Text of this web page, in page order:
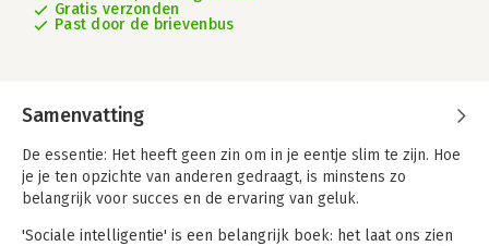
Gratis verzonden
Past door de brievenbus
Samenvatting
De essentie: Het heeft geen zin om in je eentje slim te zijn. Hoe
je je ten opzichte van anderen gedraagt, is minstens zo
belangrijk voor succes en de ervaring van geluk.
'Sociale intelligentie' is een belangrijk boek: het laat ons zien